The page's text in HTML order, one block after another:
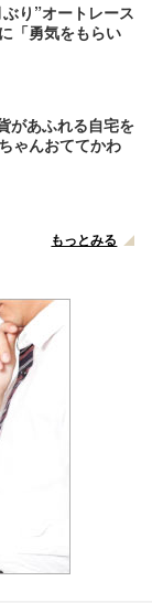
り”オートレース
「勇気をもらい
があふれる自宅を
ゃんおててかわ
もっとみる